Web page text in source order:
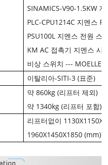
SINAMICS-V90-1.5KW
PLC-CPU1214C 지멘스
PSU100L 지멘스 전원 스
KM AC 접촉기 지멘스 시
비상 스위치 ---
이탈리아-SITI-3 (표준)
약 860kg (리프터 제외)
약 1340kg (리프터 포함)
리프터없이
1960X1450X1850 (mm)